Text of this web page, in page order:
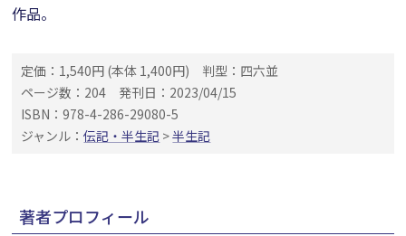
作品。
定価：1,540円 (本体 1,400円)
判型：四六並
ページ数：204
発刊日：2023/04/15
ISBN：978-4-286-29080-5
ジャンル：伝記・半生記 >半生記
著者プロフィール